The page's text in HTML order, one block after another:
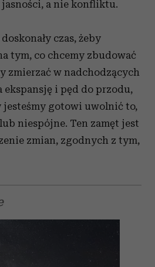
a nie konfliktu.
czas, żeby
tym, co chcemy zbudować
zmierzać w nadchodzących
ekspansję i pęd do przodu,
jesteśmy gotowi uwolnić to,
niespójne. Ten zamęt jest
zmian, zgodnych z tym,